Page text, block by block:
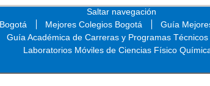
Saltar navegación
Mejores Colegios Bogotá Guía
Guía Académica de Carreras y Programas Técnicos
Laboratorios Móviles de Ciencias Físico